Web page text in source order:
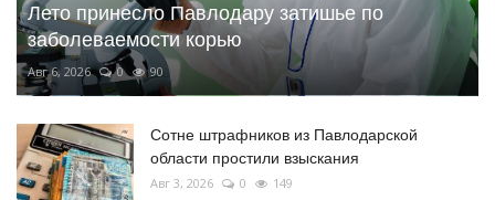
Лето принесло Павлодару затишье по
заболеваемости корью
Авг 6, 2026 0 90
Сотне штрафников из Павлодарской
области простили взыскания
Авг 3, 2026 0 149